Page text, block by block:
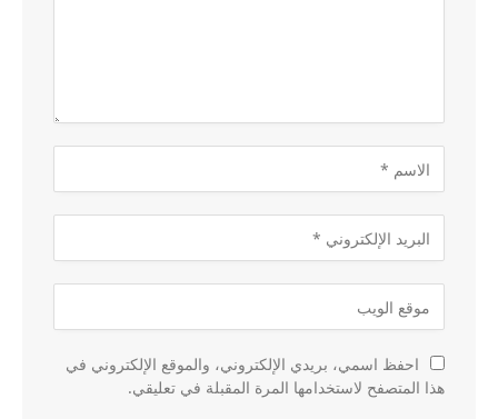
احفظ اسمي، بريدي الإلكتروني، والموقع الإلكتروني في
هذا المتصفح لاستخدامها المرة المقبلة في تعليقي.